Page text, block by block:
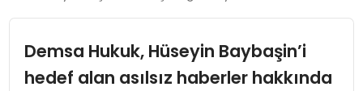
SPOR
Demsa Hukuk, Hüseyin Baybaşin’i
hedef alan asılsız haberler hakkında